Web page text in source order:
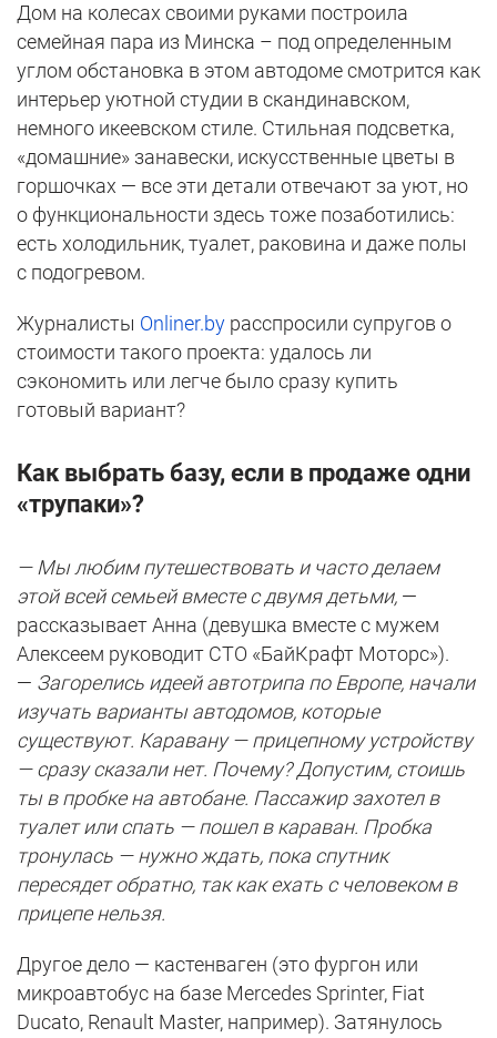
Дом на колесах своими руками построила
семейная пара из Минска – под определенным
углом обстановка в этом автодоме смотрится как
интерьер уютной студии в скандинавском,
немного икеевском стиле. Стильная подсветка,
«домашние» занавески, искусственные цветы в
горшочках — все эти детали отвечают за уют, но
о функциональности здесь тоже позаботились:
есть холодильник, туалет, раковина и даже полы
с подогревом.
Журналисты Onliner.by расспросили супругов о
стоимости такого проекта: удалось ли
сэкономить или легче было сразу купить
готовый вариант?
Как выбрать базу, если в продаже одни
«трупаки»?
— Мы любим путешествовать и часто делаем
этой всей семьей вместе с двумя детьми, —
рассказывает Анна (девушка вместе с мужем
Алексеем руководит СТО «БайКрафт Моторс»).
— Загорелись идеей автотрипа по Европе, начали
изучать варианты автодомов, которые
существуют. Каравану — прицепному устройству
— сразу сказали нет. Почему? Допустим, стоишь
ты в пробке на автобане. Пассажир захотел в
туалет или спать — пошел в караван. Пробка
тронулась — нужно ждать, пока спутник
пересядет обратно, так как ехать с человеком в
прицепе нельзя.
Другое дело — кастенваген (это фургон или
микроавтобус на базе Mercedes Sprinter, Fiat
Ducato, Renault Master, например). Затянулось